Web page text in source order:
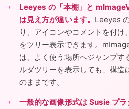
Leeyes の「本棚」と
は見え方が違います。 Leeyes
り、アイコンやコメントを付
をツリー表示できます。
は、よく使う場所へジャンプす
ルダツリーを表示しても、構造
のままです。
一般的な画像形式は Susie プ